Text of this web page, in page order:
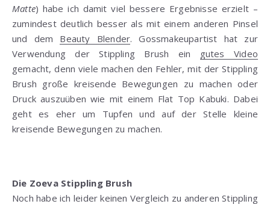
Matte) habe ich damit viel bessere Ergebnisse erzielt –
zumindest deutlich besser als mit einem anderen Pinsel
und dem Beauty Blender. Gossmakeupartist hat zur
Verwendung der Stippling Brush ein gutes Video
gemacht, denn viele machen den Fehler, mit der Stippling
Brush große kreisende Bewegungen zu machen oder
Druck auszuüben wie mit einem Flat Top Kabuki. Dabei
geht es eher um Tupfen und auf der Stelle kleine
kreisende Bewegungen zu machen.
Die Zoeva Stippling Brush
Noch habe ich leider keinen Vergleich zu anderen Stippling